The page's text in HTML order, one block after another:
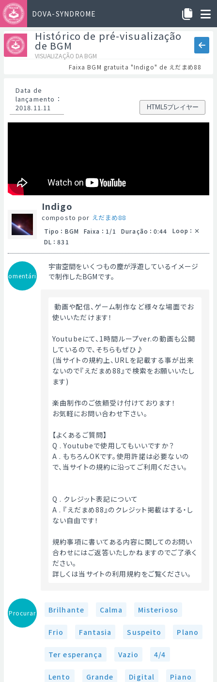
DOVA-SYNDROME
Histórico de pré-visualização
de BGM
VISUALIZAÇÃO DA BGM
Faixa BGM gratuita "Indigo" de えだまめ88
Data de
lançamento ：
2018.11.11
HTML5プレイヤー
Indigo
composto por えだまめ88
Tipo ： BGM Faixa ： 1/1 Duração ： 0:44 Loop ：
DL ： 831
Comentário
宇宙空間をいくつもの塵が浮遊しているイメージ
で制作したBGMです。
使いいただけます！
Youtubeにて、1時間ループver.の動画も公開
しているので、そちらもぜひ♪
(当サイトの規約上、URLを記載する事が出来
ないので『えだまめ88』で検索をお願いいたし
ます)
楽曲制作のご依頼受け付けております！
お気軽にお問い合わせ下さい。
【よくあるご質問】
Q . Youtubeで使用してもいいですか？
A . もちろんOKです。使用許諾は必要ないの
で、当サイトの規約に沿ってご利用ください。
Q . クレジット表記について
A . 『えだまめ88』のクレジット掲載はする・し
ない自由です！
規約事項に書いてある内容に関してのお問い
合わせにはご返答いたしかねますのでご了承く
ださい。
詳しくは当サイトの利用規約をご覧ください。
Procurar Brilhante Calma Misterioso
Frio Fantasia Suspeito Plano
Ter esperança Vazio 4/4
Lento Grande Digital Piano